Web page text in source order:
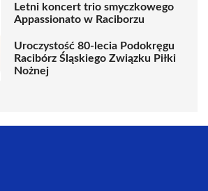
Letni koncert trio smyczkowego
Appassionato w Raciborzu
Uroczystość 80-lecia Podokręgu
Racibórz Śląskiego Związku Piłki
Nożnej